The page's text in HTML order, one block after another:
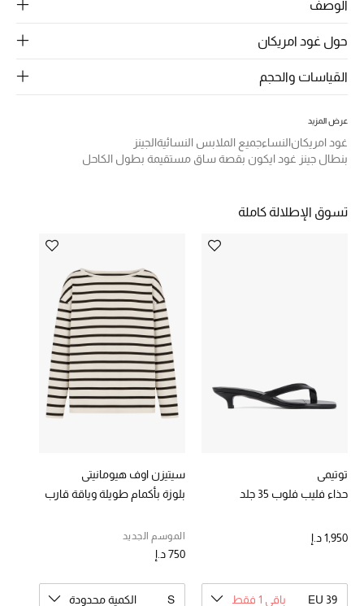
المجوهرات
نسوقوا أحدث ما وصلنا
عرض جميع المنتجات
تشكيلة المناسبات للنساء
الحب للمحلي
الوصف
حول غود امريكان
القياسات والحجم
عرض المزيد
غود امريكانالنساءجميع الملابس النسائيةالجينز
بنطال جينز غود ايكون بقصة ساق مستقيمة بطول الكاحل
تسوق الإطلالة كاملة
توتيمي
حذاء فليب فلوب 35 جلد
1,950 د.إ
EU 39 باقي 1 فقط
سيتيزن اوف هيومانيتي
بلوزة بأكمام طويلة وياقة قارب
الموسم الجديد
750 د.إ
S الكمية محدودة